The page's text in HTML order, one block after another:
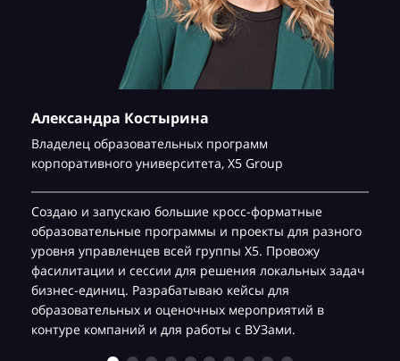
Александра Костырина
Владелец образовательных программ
корпоративного университета, Х5 Group
Создаю и запускаю большие кросс-форматные
образовательные программы и проекты для разного
уровня управленцев всей группы Х5. Провожу
фасилитации и сессии для решения локальных задач
бизнес-единиц. Разрабатываю кейсы для
образовательных и оценочных мероприятий в
контуре компаний и для работы с ВУЗами.